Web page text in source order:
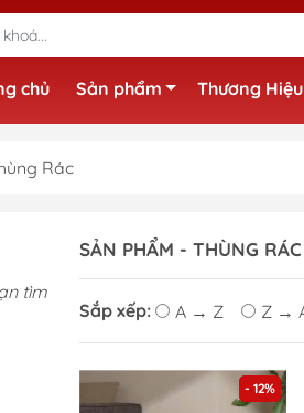
chủ
Sản phẩm Thương Hiệu
Rác
SẢN PHẨM - THÙNG RÁC
Sắp xếp: A → Z Z →
- 12%
tìm